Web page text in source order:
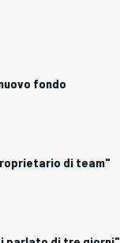
fondo
di team"